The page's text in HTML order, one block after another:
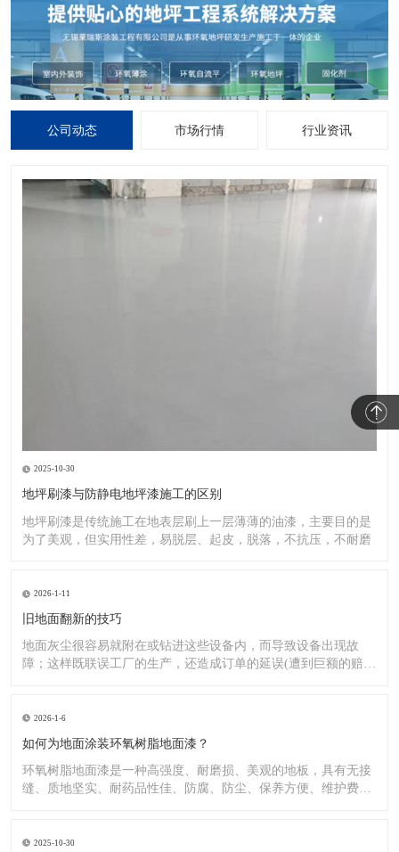
公司动态 市场行情 行业资讯
2025-10-30
地坪刷漆与防静电地坪漆施工的区别
地坪刷漆是传统施工在地表层刷上一层薄薄的油漆，主要目的是
为了美观，但实用性差，易脱层、起皮，脱落，不抗压，不耐磨
2026-1-11
旧地面翻新的技巧
地面灰尘很容易就附在或钻进这些设备内，而导致设备出现故
障；这样既联误工厂的生产，还造成订单的延误(遭到巨额的赔
2026-1-6
如何为地面涂装环氧树脂地面漆？
环氧树脂地面漆是一种高强度、耐磨损、美观的地板，具有无接
缝、质地坚实、耐药品性佳、防腐、防尘、保养方便、维护费用
2025-10-30